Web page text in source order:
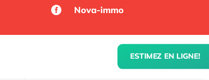
 Nova-immo
ESTIMEZ EN LIGNE!